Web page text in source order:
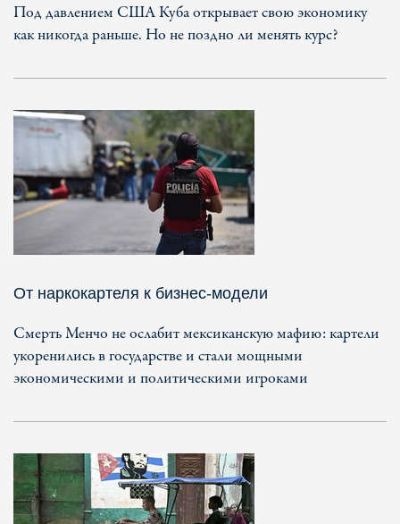
Под давлением США Куба открывает свою экономику
как никогда раньше. Но не поздно ли менять курс?
От наркокартеля к бизнес-модели
Смерть Менчо не ослабит мексиканскую мафию: картели
укоренились в государстве и стали мощными
экономическими и политическими игроками